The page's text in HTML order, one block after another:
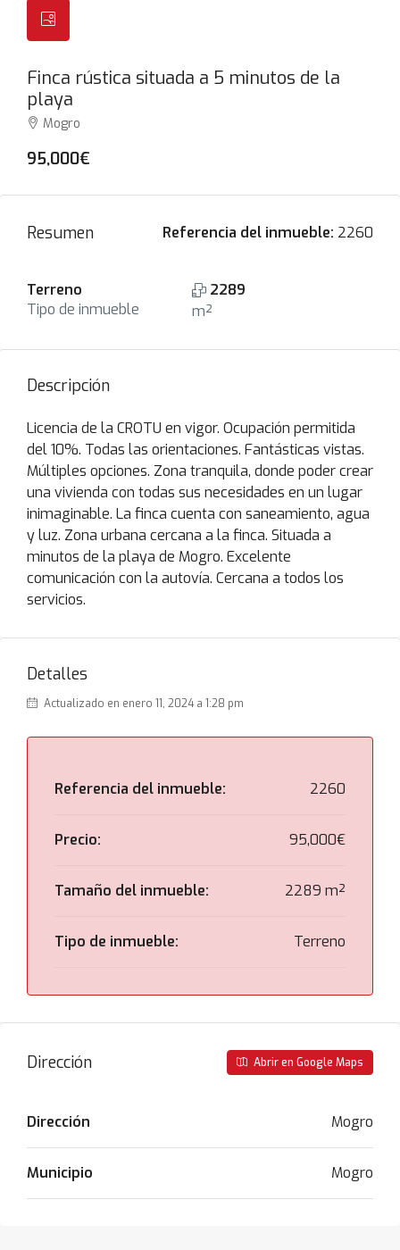
Finca rústica situada a 5 minutos de la
playa
Mogro
95,000€
Resumen Referencia del inmueble: 2260
Terreno
Tipo de inmueble
2289
m²
Descripción
Licencia de la CROTU en vigor. Ocupación permitida
del 10%. Todas las orientaciones. Fantásticas vistas.
Múltiples opciones. Zona tranquila, donde poder crear
una vivienda con todas sus necesidades en un lugar
inimaginable. La finca cuenta con saneamiento, agua
y luz. Zona urbana cercana a la finca. Situada a
minutos de la playa de Mogro. Excelente
comunicación con la autovía. Cercana a todos los
servicios.
Detalles
Actualizado en enero 11, 2024 a 1:28 pm
Referencia del inmueble: 2260
Precio: 95,000€
Tamaño del inmueble: 2289 m²
Tipo de inmueble: Terreno
Dirección Abrir en Google Maps
Dirección Mogro
Municipio Mogro